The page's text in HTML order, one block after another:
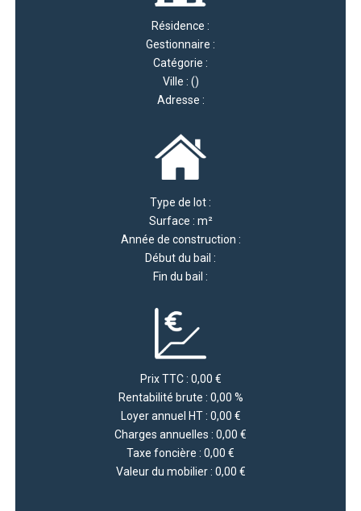
Résidence :
Gestionnaire :
Catégorie :
Ville : ()
Adresse :
Type de lot :
Surface : m²
Année de construction :
Début du bail :
Fin du bail :
Prix TTC : 0,00 €
Rentabilité brute : 0,00 %
Loyer annuel HT : 0,00 €
Charges annuelles : 0,00 €
Taxe foncière : 0,00 €
Valeur du mobilier : 0,00 €